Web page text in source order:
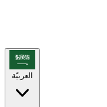
العربيّة